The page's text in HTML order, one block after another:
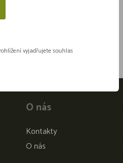
O nás
Kontakty
O nás
vyjadřujete souhlas